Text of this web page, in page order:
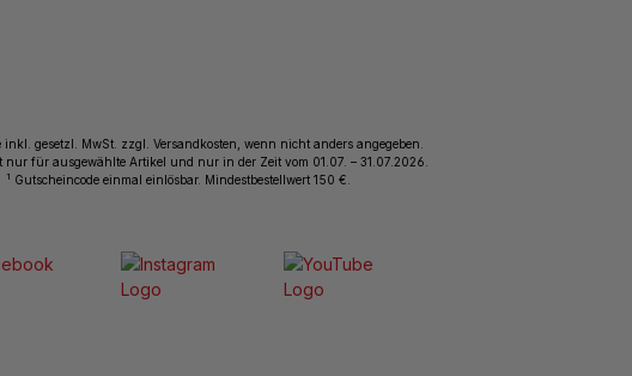
inkl. gesetzl. MwSt. zzgl. Versandkosten, wenn nicht anders angegeben.
für ausgewählte Artikel und nur in der Zeit vom 01.07. – 31.07.2026.
1 Gutscheincode einmal einlösbar. Mindestbestellwert 150 €.